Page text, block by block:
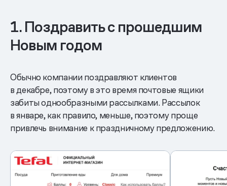
1. Поздравить с прошедшим
Новым годом
Обычно компании поздравляют клиентов
в декабре, поэтому в это время почтовые ящики
забиты однообразными рассылками. Рассылок
в январе, как правило, меньше, поэтому проще
привлечь внимание к праздничному предложению.